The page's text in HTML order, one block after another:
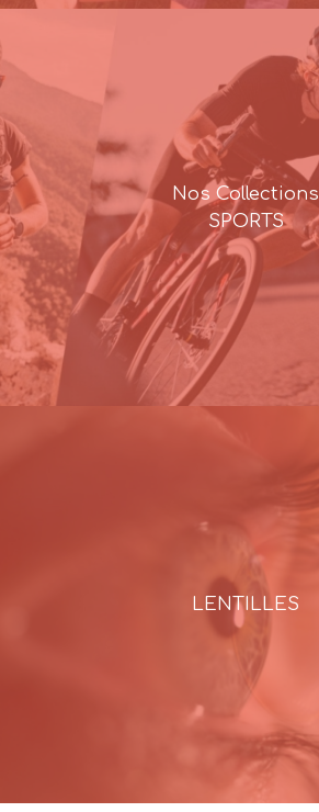
Nos Collections
SPORTS
LENTILLES